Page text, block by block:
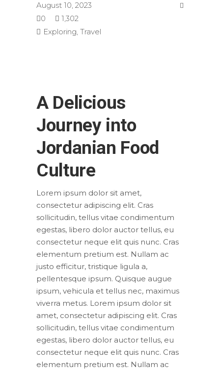
August 10, 2023
0
1,302
Exploring, Travel
A Delicious
Journey into
Jordanian Food
Culture
Lorem ipsum dolor sit amet,
consectetur adipiscing elit. Cras
sollicitudin, tellus vitae condimentum
egestas, libero dolor auctor tellus, eu
consectetur neque elit quis nunc. Cras
elementum pretium est. Nullam ac
justo efficitur, tristique ligula a,
pellentesque ipsum. Quisque augue
ipsum, vehicula et tellus nec, maximus
viverra metus. Lorem ipsum dolor sit
amet, consectetur adipiscing elit. Cras
sollicitudin, tellus vitae condimentum
egestas, libero dolor auctor tellus, eu
consectetur neque elit quis nunc. Cras
elementum pretium est. Nullam ac